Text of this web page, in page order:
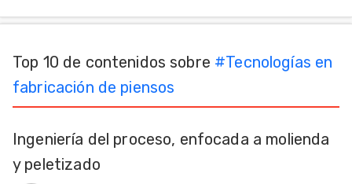
Top 10 de contenidos sobre #Tecnologías en
fabricación de piensos
Ingeniería del proceso, enfocada a molienda
y peletizado